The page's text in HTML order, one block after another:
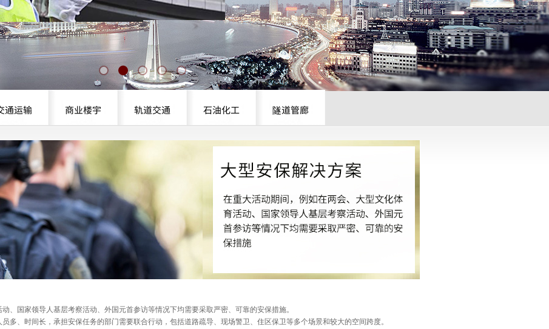
通运输 商业楼宇 轨道交通 石油化工 隧道管廊
、国家领导人基层考察活动、外国元首参访等情况下均需要采取严密、可靠的安保措施。
多、时间长，承担安保任务的部门需要联合行动，包括道路疏导、现场警卫、住区保卫等多个场景和较大的空间跨度。